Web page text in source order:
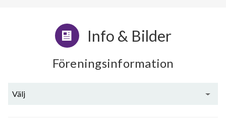
Info & Bilder
Föreningsinformation
Välj